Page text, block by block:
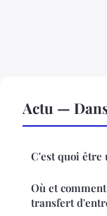
Actu —
C'est quoi être
Où et
transfert